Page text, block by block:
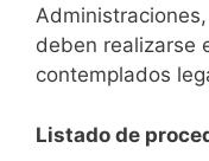
deben realizarse
contemplados
Listado de